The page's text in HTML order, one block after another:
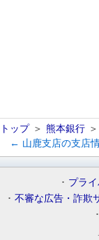
トップ 熊本銀行
← 山鹿支店の支店
プラ
不審な広告・詐欺